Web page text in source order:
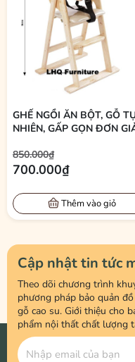
GHẾ NGỒI ĂN BỘT, GỖ
NHIÊN, GẤP GỌN ĐƠN
850.000₫
700.000₫
Thêm vào giỏ
Cập nhật tin tức
Theo dõi chương trình
phương pháp bảo quản
gỗ cao su. Giới thiệu cho
phẩm nội thất chất lượng